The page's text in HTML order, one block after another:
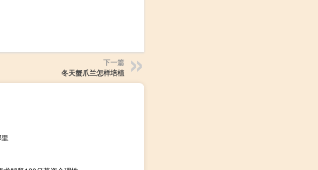
下一篇
冬天蟹爪兰怎样培植